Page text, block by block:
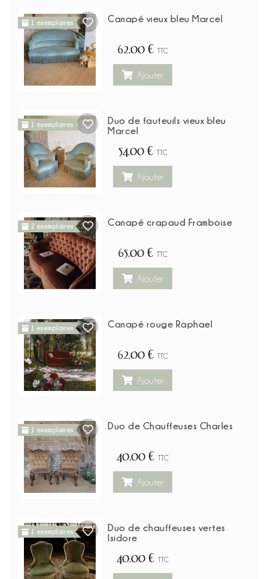
1 exemplaires Canapé vieux bleu Marcel
62,00 € TTC
Ajouter
1 exemplaires
Duo de fauteuils vieux bleu
Marcel
54,00 € TTC
Ajouter
2 exemplaires Canapé crapaud Framboise
65,00 € TTC
Ajouter
1 exemplaires Canapé rouge Raphael
62,00 € TTC
Ajouter
1 exemplaires Duo de Chauffeuses Charles
40,00 € TTC
Ajouter
1 exemplaires
Duo de chauffeuses vertes
Isidore
40,00 € TTC